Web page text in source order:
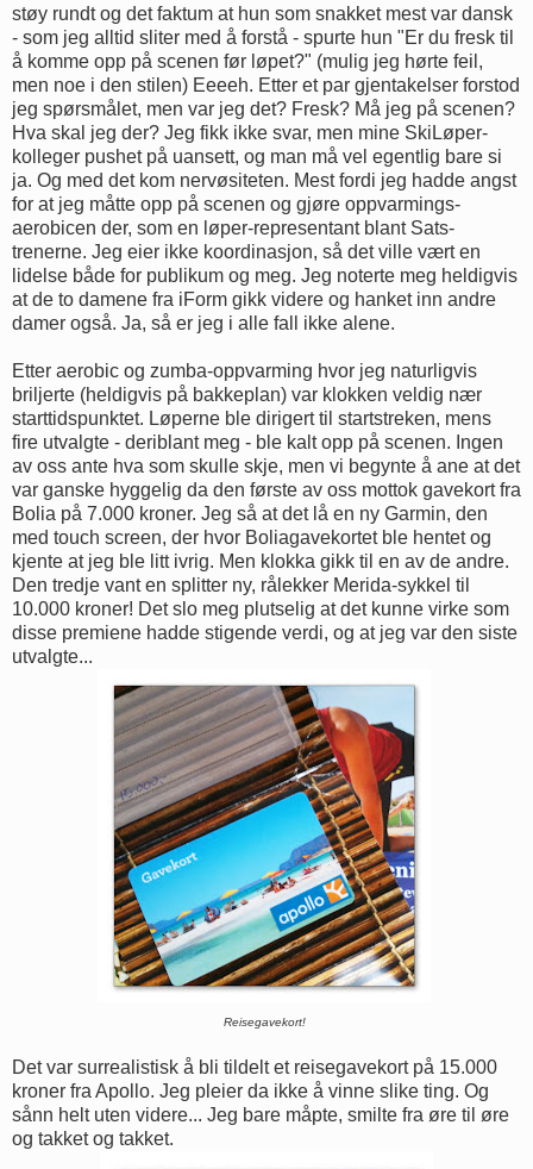
støy rundt og det faktum at hun som snakket mest var dansk
- som jeg alltid sliter med å forstå - spurte hun "Er du fresk til
å komme opp på scenen før løpet?" (mulig jeg hørte feil,
men noe i den stilen) Eeeeh. Etter et par gjentakelser forstod
jeg spørsmålet, men var jeg det? Fresk? Må jeg på scenen?
Hva skal jeg der? Jeg fikk ikke svar, men mine SkiLøper-
kolleger pushet på uansett, og man må vel egentlig bare si
ja. Og med det kom nervøsiteten. Mest fordi jeg hadde angst
for at jeg måtte opp på scenen og gjøre oppvarmings-
aerobicen der, som en løper-representant blant Sats-
trenerne. Jeg eier ikke koordinasjon, så det ville vært en
lidelse både for publikum og meg. Jeg noterte meg heldigvis
at de to damene fra iForm gikk videre og hanket inn andre
damer også. Ja, så er jeg i alle fall ikke alene.
Etter aerobic og zumba-oppvarming hvor jeg naturligvis
briljerte (heldigvis på bakkeplan) var klokken veldig nær
starttidspunktet. Løperne ble dirigert til startstreken, mens
fire utvalgte - deriblant meg - ble kalt opp på scenen. Ingen
av oss ante hva som skulle skje, men vi begynte å ane at det
var ganske hyggelig da den første av oss mottok gavekort fra
Bolia på 7.000 kroner. Jeg så at det lå en ny Garmin, den
med touch screen, der hvor Boliagavekortet ble hentet og
kjente at jeg ble litt ivrig. Men klokka gikk til en av de andre.
Den tredje vant en splitter ny, rålekker Merida-sykkel til
10.000 kroner! Det slo meg plutselig at det kunne virke som
disse premiene hadde stigende verdi, og at jeg var den siste
utvalgte...
Reisegavekort!
Det var surrealistisk å bli tildelt et reisegavekort på 15.000
kroner fra Apollo. Jeg pleier da ikke å vinne slike ting. Og
sånn helt uten videre... Jeg bare måpte, smilte fra øre til øre
og takket og takket.